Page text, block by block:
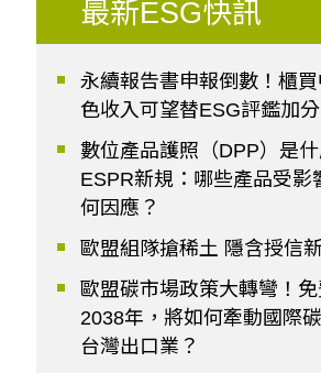
最新ESG快訊
永續報告書申報倒數！櫃
色收入可望替ESG評鑑加分
數位產品護照（DPP）是
ESPR新規：哪些產品受影
何因應？
歐盟組隊搶稀土 隱含授信
歐盟碳市場政策大轉彎！
2038年，將如何牽動國際
台灣出口業？